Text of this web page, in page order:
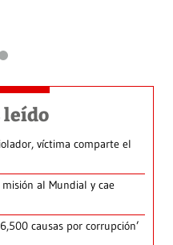
leído
víctima comparte el
al Mundial y cae
causas por corrupción’